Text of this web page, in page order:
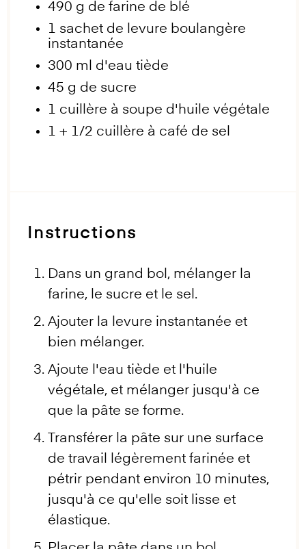
490 g de farine de blé
1 sachet de levure boulangère
instantanée
300 ml d'eau tiède
45 g de sucre
1 cuillère à soupe d'huile végétale
1 + 1/2 cuillère à café de sel
Instructions
Dans un grand bol, mélanger la
farine, le sucre et le sel.
Ajouter la levure instantanée et
bien mélanger.
Ajoute l'eau tiède et l'huile
végétale, et mélanger jusqu'à ce
que la pâte se forme.
Transférer la pâte sur une surface
de travail légèrement farinée et
pétrir pendant environ 10 minutes,
jusqu'à ce qu'elle soit lisse et
élastique.